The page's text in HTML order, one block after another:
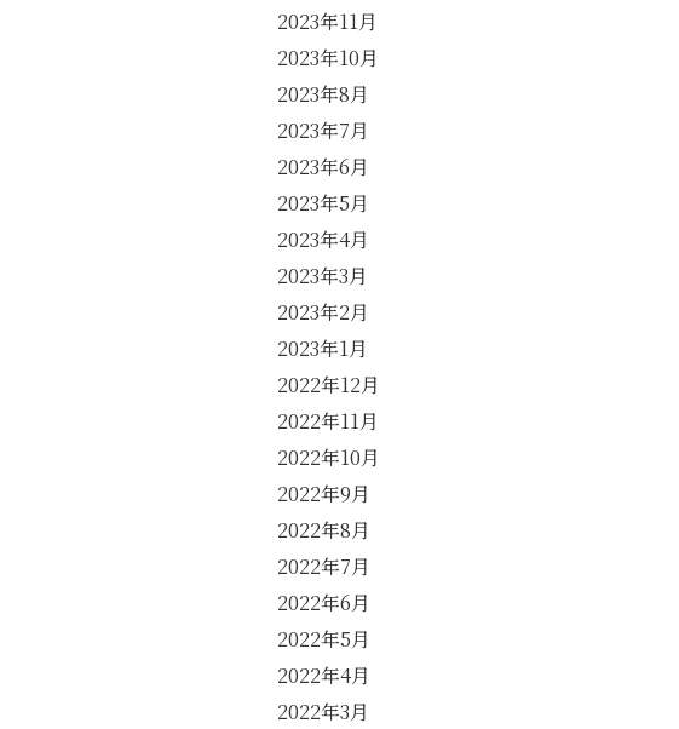
2023年11月
2023年10月
2023年8月
2023年7月
2023年6月
2023年5月
2023年4月
2023年3月
2023年2月
2023年1月
2022年12月
2022年11月
2022年10月
2022年9月
2022年8月
2022年7月
2022年6月
2022年5月
2022年4月
2022年3月